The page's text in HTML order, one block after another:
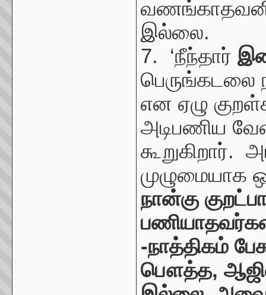
இல்லை.
7. ‘நீந்தார்
பெருங்கடலை
என ஏழு
அடிபணிய
முழுமையாக
நான்கு
-நாத்திகம்
பௌத்த,